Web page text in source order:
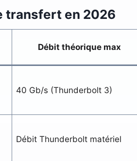
transfert en 2026
Débit théorique max
40 Gb/s (Thunderbolt 3)
Débit Thunderbolt matériel